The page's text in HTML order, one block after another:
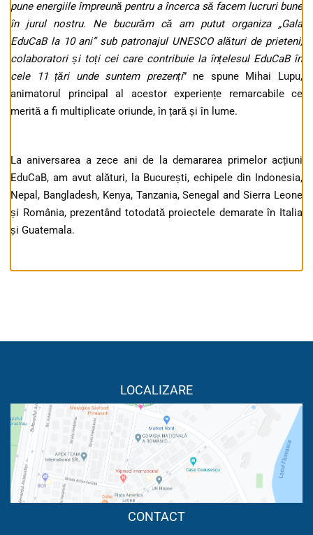
pune energiile împreună pentru a încerca să facem lucruri bune
în jurul nostru. Ne bucurăm că am putut organiza „Gala
EduCaB la 10 ani” sub patronajul UNESCO alături de prieteni,
colaboratori și toți cei care contribuie la înțelesul EduCaB în
cele 11 țări unde suntem prezenți” ne spune Mihai Lupu,
animatorul principal al acestor experiențe remarcabile ce
merită a fi multiplicate oriunde, în țară și în lume.
La aniversarea a zece ani de la demararea primelor acțiuni
EduCaB, am avut alături, la București, echipele din Indonesia,
Nepal, Bangladesh, Kenya, Tanzania, Senegal and Sierra Leone
și România, prezentând totodată proiectele demarate în Italia
și Guatemala.
LOCALIZARE
CONTACT